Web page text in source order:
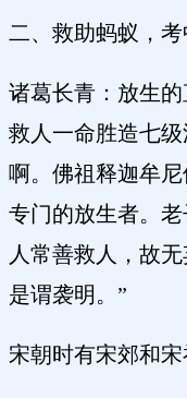
二、救助蚂蚁，考
诸葛长青：放生
救人一命胜造七
啊。佛祖释迦牟
专门的放生者。
人常善救人，故
是谓袭明。”
宋朝时有宋郊和宋